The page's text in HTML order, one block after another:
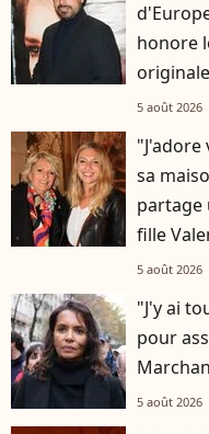
honore
originale
5 août 2026
sa
partage
fille
5 août 2026
"J'y ai
pour
5 août 2026